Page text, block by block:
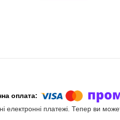
електронні платежі. Тепер ви